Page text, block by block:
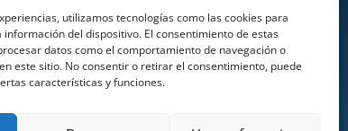
utilizamos tecnologías como las cookies para
del dispositivo. El consentimiento de estas
datos como el comportamiento de navegación o
este sitio. No consentir o retirar el consentimiento, puede
características y funciones.
somos
Añadir Restaurante &
Bar
Añadir Alojamiento